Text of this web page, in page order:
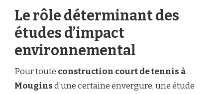
Le rôle déterminant des
études d’impact
environnemental
Pour toute construction court de tennis à
Mouginsd’une certaine envergure, une étude